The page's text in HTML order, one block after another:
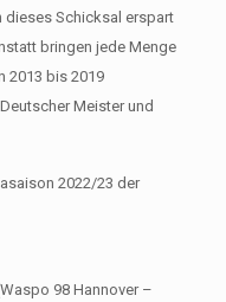
dieses Schicksal erspart
bringen jede Menge
2013 bis 2019
Meister und
2022/23 der
98 Hannover –